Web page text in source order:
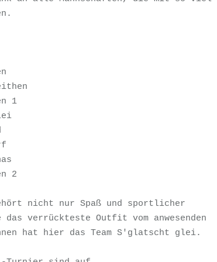
1
2
nicht nur Spaß und sportlicher
das verrückteste Outfit vom anwesenden
hat hier das Team S'glatscht glei.